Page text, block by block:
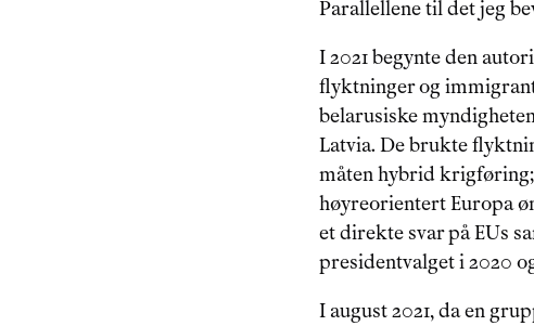
Parallellene til det jeg
I 2021 begynte den
flyktninger og
belarusiske
Latvia. De brukte
måten hybrid
høyreorientert Europa
et direkte svar på EUs
presidentvalget i 2020
I august 2021, da en